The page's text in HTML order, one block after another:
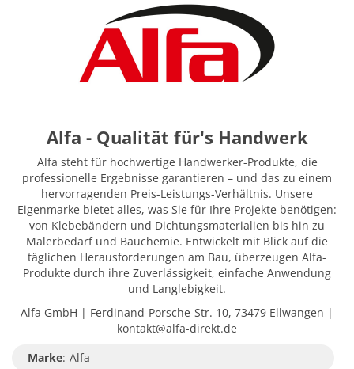
Alfa - Qualität für's Handwerk
Alfa steht für hochwertige Handwerker-Produkte, die
professionelle Ergebnisse garantieren – und das zu einem
hervorragenden Preis-Leistungs-Verhältnis. Unsere
Eigenmarke bietet alles, was Sie für Ihre Projekte benötigen:
von Klebebändern und Dichtungsmaterialien bis hin zu
Malerbedarf und Bauchemie. Entwickelt mit Blick auf die
täglichen Herausforderungen am Bau, überzeugen Alfa-
Produkte durch ihre Zuverlässigkeit, einfache Anwendung
und Langlebigkeit.
Alfa GmbH | Ferdinand-Porsche-Str. 10, 73479 Ellwangen |
kontakt@alfa-direkt.de
Marke: Alfa